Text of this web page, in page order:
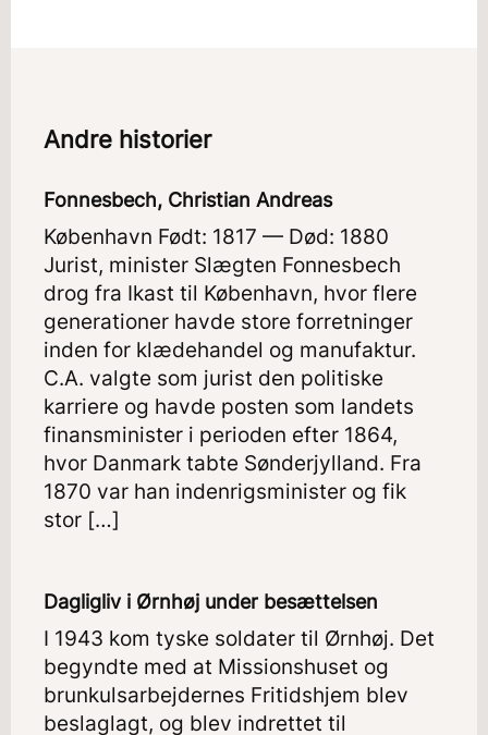
Andre historier
Fonnesbech, Christian Andreas
København Født: 1817 — Død: 1880
Jurist, minister Slægten Fonnesbech
drog fra Ikast til København, hvor flere
generationer havde store forretninger
inden for klædehandel og manufaktur.
C.A. valgte som jurist den politiske
karriere og havde posten som landets
finansminister i perioden efter 1864,
hvor Danmark tabte Sønderjylland. Fra
1870 var han indenrigsminister og fik
stor […]
Dagligliv i Ørnhøj under besættelsen
I 1943 kom tyske soldater til Ørnhøj. Det
begyndte med at Missionshuset og
brunkulsarbejdernes Fritidshjem blev
beslaglagt, og blev indrettet til